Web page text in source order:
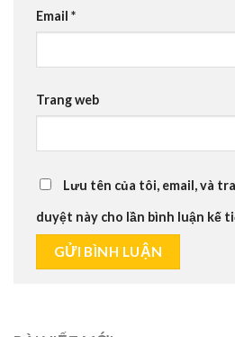
Email *
Trang web
Lưu tên của tôi, email, và
duyệt này cho lần bình luận kế